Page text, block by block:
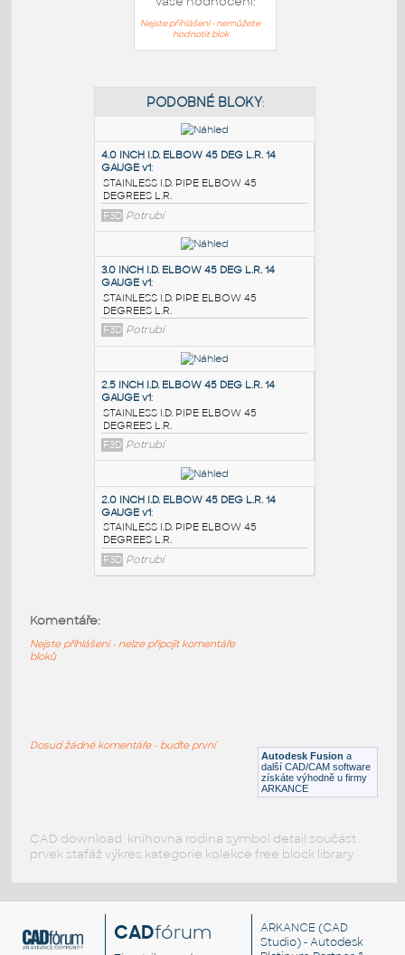
Nejste přihlášeni - nemůžete
hodnotit blok
PODOBNÉ BLOKY
4.0 INCH I.D. ELBOW 45 DEG L.R. 14
GAUGE v1:
STAINLESS I.D. PIPE ELBOW 45
DEGREES L.R.
F3D Potrubí
3.0 INCH I.D. ELBOW 45 DEG L.R. 14
GAUGE v1
STAINLESS I.D. PIPE ELBOW 45
DEGREES L.R.
F3D Potrubí
2.5 INCH I.D. ELBOW 45 DEG L.R. 14
F3D Potrubí
STAINLESS I.D. PIPE ELBOW 45
DEGREES L.R.
Autodesk Fusion a
další CAD/CAM software
získáte výhodně u firmy
ARKANCE
Komentáře:
Nejste přihlášeni - nelze připojit komentáře
bloků
Dosud žádné komentáře - buďte první
CAD download: knihovna rodina symbol detail součást
prvek stafáž výkres kategorie kolekce free block library
CADfórum ARKANCE (CAD
Studio) - Autodesk